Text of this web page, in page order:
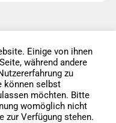
Impressum
Einige von ihnen
während andere
zu
können selbst
möchten. Bitte
womöglich nicht
zur Verfügung stehen.